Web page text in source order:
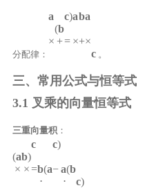
分配律：
a
×
(b
+
c)
=
a
×
b
+
a
×
c。
三、常用公式与恒等式
3.1 叉乘的向量恒等式
三重向量积：
(a
×
b)
×
c
=b(a
⋅
c)
−a(b
⋅
c)